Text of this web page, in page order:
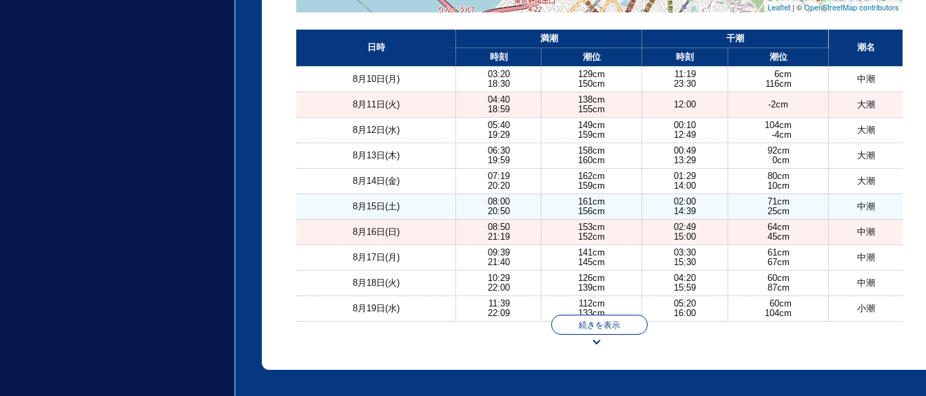
Leaflet | ©OpenStreetMap contributors
日時
満潮
干潮
潮名
時刻
潮位 時刻 潮位
8月10日(月)
03:20
18:30
129cm
150cm
11:19
23:30
6cm
116cm
中潮
8月11日(火)
04:40
18:59
138cm
155cm
12:00 -2cm 大潮
8月12日(水)
05:40
19:29
149cm
159cm
00:10
12:49
104cm
-4cm
大潮
8月13日(木)
06:30
19:59
158cm
160cm
00:49
13:29
92cm
0cm
大潮
8月14日(金)
07:19
20:20
162cm
159cm
01:29
14:00
80cm
10cm
大潮
8月15日(土)
08:00
20:50
161cm
156cm
02:00
14:39
71cm
25cm
中潮
8月16日(日)
08:50
21:19
153cm
152cm
02:49
15:00
64cm
45cm
中潮
8月17日(月)
09:39
21:40
141cm
145cm
03:30
15:30
61cm
67cm
中潮
8月18日(火)
10:29
22:00
126cm
139cm
04:20
15:59
60cm
87cm
中潮
8月19日(水)
11:39
22:09
112cm
133cm
05:20
16:00
60cm
104cm
小潮
続きを表示